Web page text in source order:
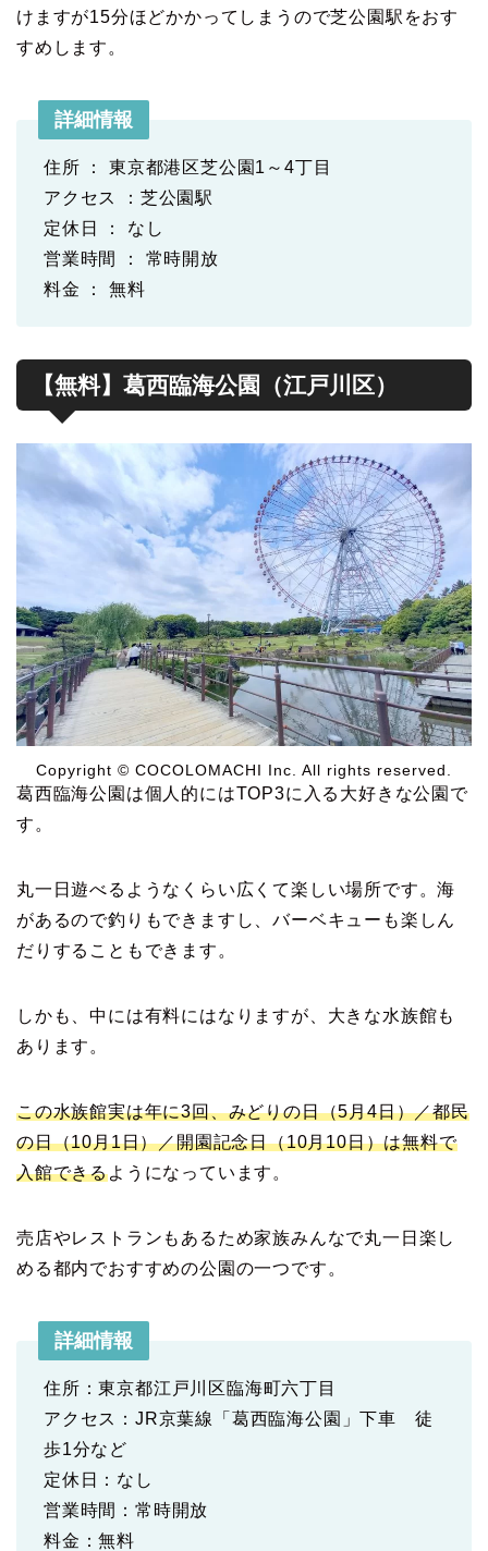
けますが15分ほどかかってしまうので芝公園駅をおす
すめします。
詳細情報
住所 ： 東京都港区芝公園1～4丁目
アクセス ：芝公園駅
定休日 ： なし
営業時間 ： 常時開放
料金 ： 無料
【無料】葛西臨海公園（江戸川区）
Copyright © COCOLOMACHI Inc. All rights reserved.
葛西臨海公園は個人的にはTOP3に入る大好きな公園で
す。
丸一日遊べるようなくらい広くて楽しい場所です。海
があるので釣りもできますし、バーベキューも楽しん
だりすることもできます。
しかも、中には有料にはなりますが、大きな水族館も
あります。
この水族館実は年に3回、みどりの日（5月4日）／都民
の日（10月1日）／開園記念日（10月10日）は無料で
入館できるようになっています。
売店やレストランもあるため家族みんなで丸一日楽し
める都内でおすすめの公園の一つです。
詳細情報
住所：東京都江戸川区臨海町六丁目
アクセス：JR京葉線「葛西臨海公園」下車 徒
歩1分など
定休日：なし
営業時間：常時開放
料金：無料